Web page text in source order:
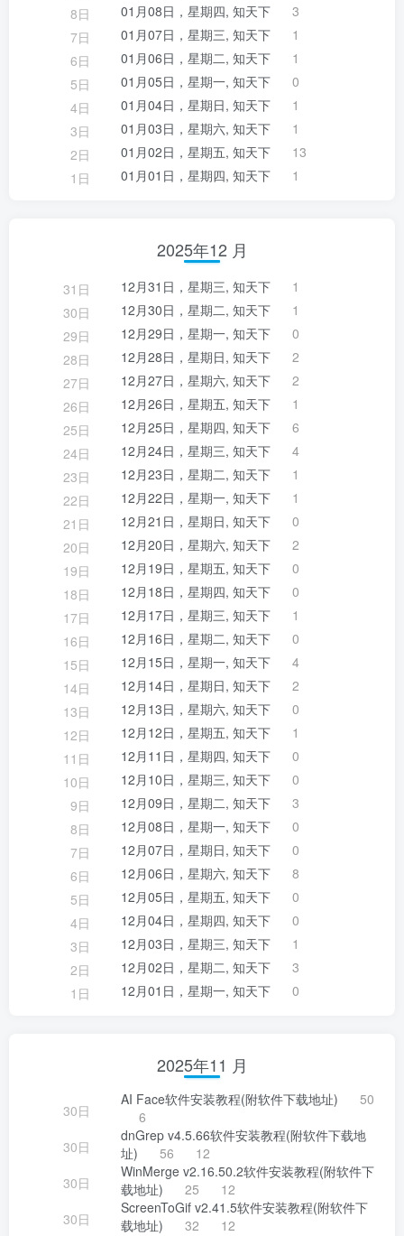
8日
01月08日，星期四, 知天下
3
7日
01月07日，星期三, 知天下
1
6日
01月06日，星期二, 知天下
1
5日
01月05日，星期一, 知天下
0
4日
01月04日，星期日, 知天下
1
3日
01月03日，星期六, 知天下
1
2日
01月02日，星期五, 知天下
13
1日
01月01日，星期四, 知天下 1
2025年12 月
31日 12月31日，星期三, 知天下
1
30日
12月30日，星期二, 知天下
1
29日
12月29日，星期一, 知天下
0
28日
12月28日，星期日, 知天下
2
27日
12月27日，星期六, 知天下
2
26日
12月26日，星期五, 知天下
1
25日
12月25日，星期四, 知天下
6
24日
12月24日，星期三, 知天下
4
23日
12月23日，星期二, 知天下
1
22日
12月22日，星期一, 知天下
1
21日
12月21日，星期日, 知天下
0
20日
12月20日，星期六, 知天下
2
19日
12月19日，星期五, 知天下
0
18日
12月18日，星期四, 知天下
0
17日
12月17日，星期三, 知天下
1
16日
12月16日，星期二, 知天下
0
15日
12月15日，星期一, 知天下
4
14日
12月14日，星期日, 知天下
2
13日
12月13日，星期六, 知天下
0
12日
12月12日，星期五, 知天下
1
11日
12月11日，星期四, 知天下
0
10日
12月10日，星期三, 知天下
0
9日
12月09日，星期二, 知天下
3
8日
12月08日，星期一, 知天下
0
7日
12月07日，星期日, 知天下
0
6日
12月06日，星期六, 知天下
8
5日
12月05日，星期五, 知天下
0
4日
12月04日，星期四, 知天下
0
3日
12月03日，星期三, 知天下
1
2日
12月02日，星期二, 知天下
3
1日
12月01日，星期一, 知天下 0
2025年11 月
30日
AI Face软件安装教程(附软件下载地址)
50
6
30日
dnGrep v4.5.66软件安装教程(附软件下载地
址)
56
12
30日
WinMerge v2.16.50.2软件安装教程(附软件下
载地址)
25
12
30日
ScreenToGif v2.41.5软件安装教程(附软件下
载地址)
32
12